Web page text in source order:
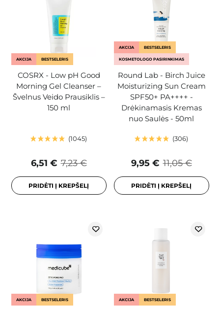
AKCIJA BESTSELERIS
COSRX - Low pH Good
Morning Gel Cleanser –
Švelnus Veido Prausiklis –
150 ml
1045
7,23 €
6,51 €
PRIDĖTI Į KREPŠELĮ
AKCIJA BESTSELERIS
KOSMETOLOGO PASIRINKIMAS
Round Lab - Birch Juice
Moisturizing Sun Cream
SPF50+ PA++++ -
Drėkinamasis Kremas
nuo Saulės - 50ml
306
11,05 €
9,95 €
PRIDĖTI Į KREPŠELĮ
AKCIJA BESTSELERIS AKCIJA BESTSELERIS